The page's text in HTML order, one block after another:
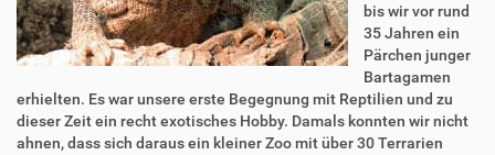
bis wir vor rund
35 Jahren ein
Pärchen junger
Bartagamen
erhielten. Es war unsere erste Begegnung mit Reptilien und zu
dieser Zeit ein recht exotisches Hobby. Damals konnten wir nicht
ahnen, dass sich daraus ein kleiner Zoo mit über 30 Terrarien